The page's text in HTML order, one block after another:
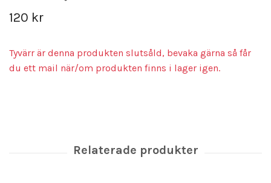
120 kr
Tyvärr är denna produkten slutsåld, bevaka gärna så får
du ett mail när/om produkten finns i lager igen.